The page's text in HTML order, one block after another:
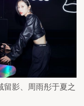
留影、周雨彤于夏之